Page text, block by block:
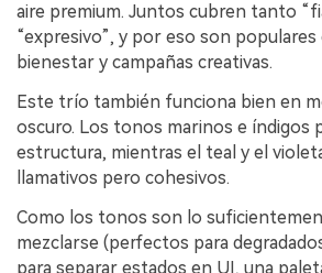
aire premium. Juntos cubren tanto
“expresivo”, y por eso son
bienestar y campañas creativas.
Este trío también funciona bien en
oscuro. Los tonos marinos e índigos
estructura, mientras el teal y el
llamativos pero cohesivos.
Como los tonos son lo
mezclarse (perfectos para
para separar estados en UI, una